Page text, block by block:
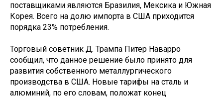
поставщиками являются Бразилия, Мексика и Южная
Корея. Всего на долю импорта в США приходится
порядка 23% потребления.
Торговый советник Д. Трампа Питер Наварро
сообщил, что данное решение было принято для
развития собственного металлургического
производства в США. Новые тарифы на сталь и
алюминий, по его словам, положат конец